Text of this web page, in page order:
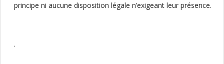
principe ni aucune disposition légale n’exigeant leur présence.
.